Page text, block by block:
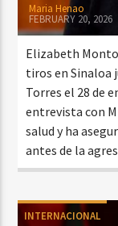
Maria Henao
FEBRUARY 20, 2026
Elizabeth
tiros en Sinaloa
Torres el 28 de
entrevista con
salud y ha
antes de la
INTERNACIONAL